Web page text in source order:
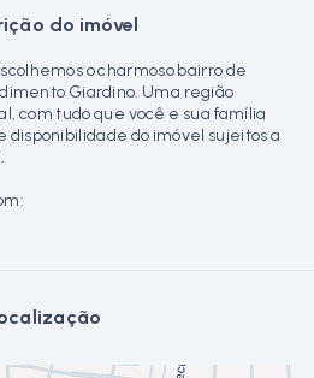
do imóvel
o charmoso bairro de
Giardino. Uma região
com tudo que você e sua família
disponibilidade do imóvel sujeitos a